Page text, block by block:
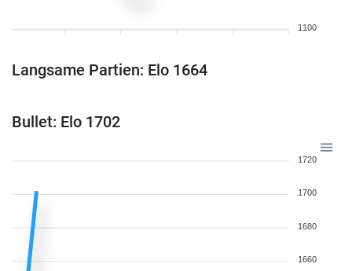
1100
Langsame Partien: Elo 1664
Bullet: Elo 1702
1720
1700
1680
1660